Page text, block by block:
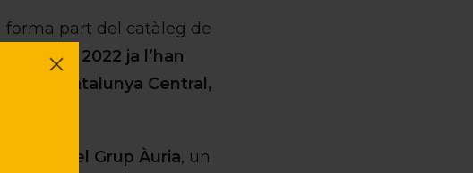
forma part del catàleg de
any 2022 ja l’han
de Catalunya Central,
del Grup Àuria, un